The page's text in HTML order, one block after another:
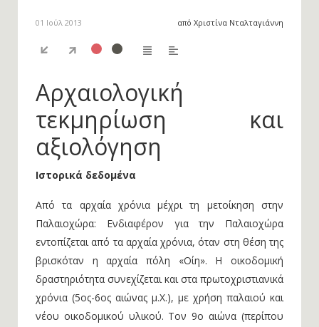
01 Ιούλ 2013 από Χριστίνα Νταλταγιάννη
Αρχαιολογική
τεκμηρίωση και
αξιολόγηση
Ιστορικά δεδομένα
Από τα αρχαία χρόνια μέχρι τη μετοίκηση στην
Παλαιοχώρα: Ενδιαφέρον για την Παλαιοχώρα
εντοπίζεται από τα αρχαία χρόνια, όταν στη θέση της
βρισκόταν η αρχαία πόλη «Οίη». Η οικοδομική
δραστηριότητα συνεχίζεται και στα πρωτοχριστιανικά
χρόνια (5ος-6ος αιώνας μ.Χ.), με χρήση παλαιού και
νέου οικοδομικού υλικού. Τον 9ο αιώνα (περίπου